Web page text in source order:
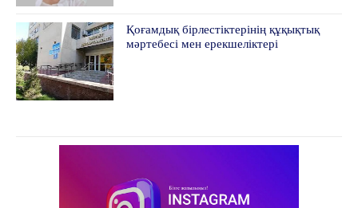
17.8 C Kokshetau
Жоба туралы Байланыс Жарнама
Қоғамдық бірлестіктерінің құқықтық
мәртебесі мен ерекшеліктері